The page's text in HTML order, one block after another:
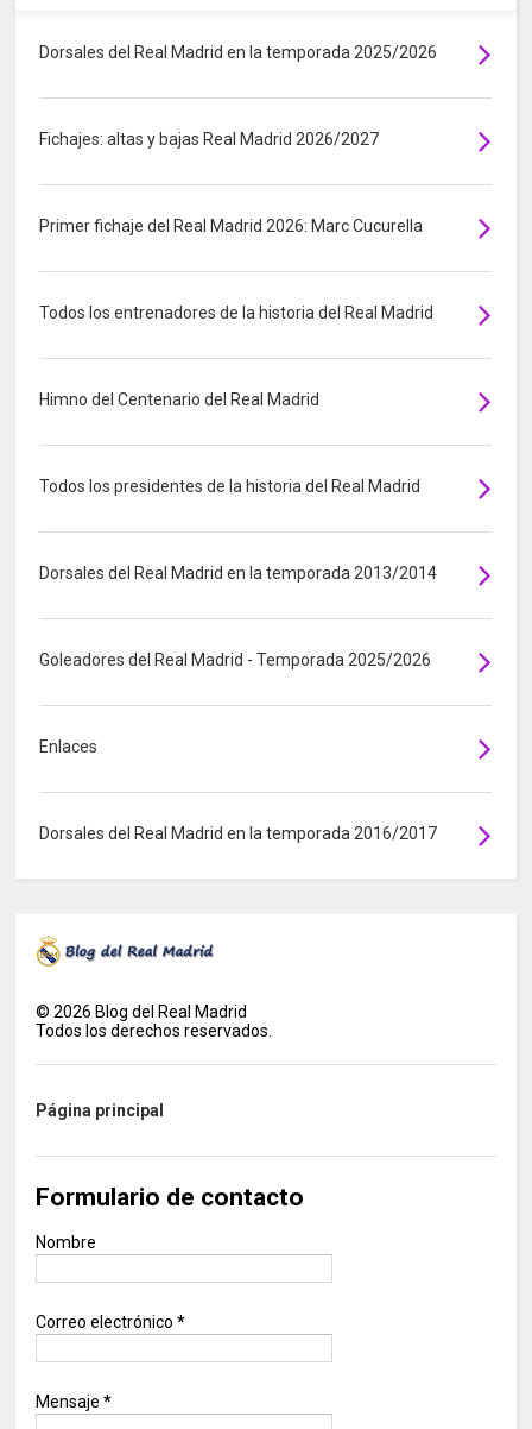
Dorsales del Real Madrid en la temporada 2025/2026
Fichajes: altas y bajas Real Madrid 2026/2027
Primer fichaje del Real Madrid 2026: Marc Cucurella
Todos los entrenadores de la historia del Real Madrid
Himno del Centenario del Real Madrid
Todos los presidentes de la historia del Real Madrid
Dorsales del Real Madrid en la temporada 2013/2014
Goleadores del Real Madrid - Temporada 2025/2026
Enlaces
Dorsales del Real Madrid en la temporada 2016/2017
©2026 Blog del Real Madrid
Todos los derechos reservados.
Página principal
Formulario de contacto
Nombre
Correo electrónico*
Mensaje*